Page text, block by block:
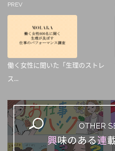
PREV
働く女性に聞いた「生理のストレ
ス...